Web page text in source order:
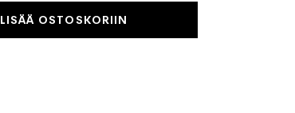
LISÄÄ OSTOSKORIIN